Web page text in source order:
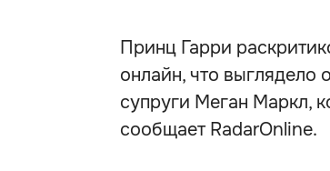
Принц Гарри
онлайн, что выглядело
супруги Меган Маркл,
сообщает RadarOnline.